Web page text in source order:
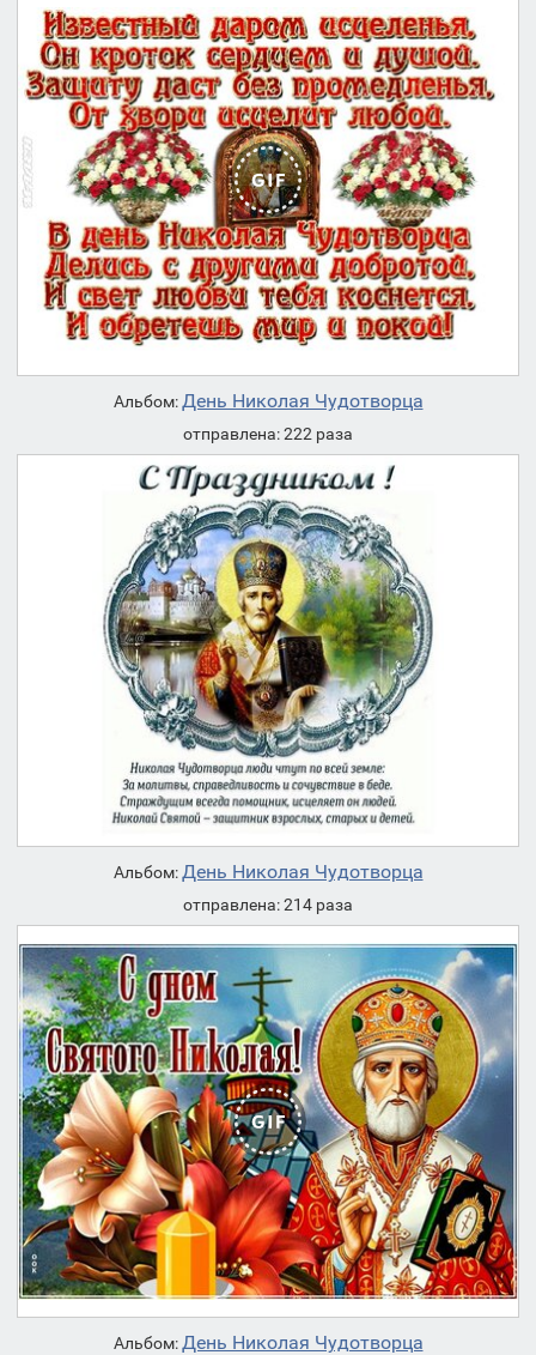
Альбом:День Николая Чудотворца
отправлена: 222 раза
Альбом:День Николая Чудотворца
отправлена: 214 раза
Альбом:День Николая Чудотворца